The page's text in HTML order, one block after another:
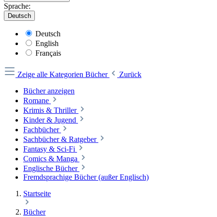
Sprache:
Deutsch
Deutsch
English
Français
Zeige alle Kategorien Bücher
Zurück
Bücher anzeigen
Romane
Krimis & Thriller
Kinder & Jugend
Fachbücher
Sachbücher & Ratgeber
Fantasy & Sci-Fi
Comics & Manga
Englische Bücher
Fremdsprachige Bücher (außer Englisch)
Startseite
Bücher